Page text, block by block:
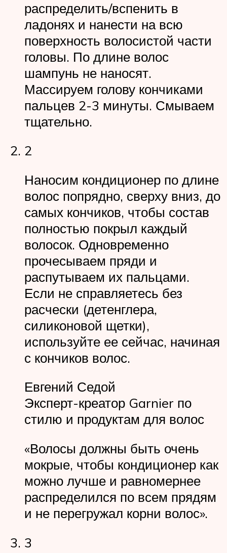
распределить/вспенить в
ладонях и нанести на всю
поверхность волосистой части
головы. По длине волос
шампунь не наносят.
Массируем голову кончиками
пальцев 2-3 минуты. Смываем
тщательно.
2
Наносим кондиционер по длине
волос попрядно, сверху вниз, до
самых кончиков, чтобы состав
полностью покрыл каждый
волосок. Одновременно
прочесываем пряди и
распутываем их пальцами.
Если не справляетесь без
расчески (детенглера,
силиконовой щетки),
используйте ее сейчас, начиная
с кончиков волос.
Евгений Седой
Эксперт-креатор Garnier по
стилю и продуктам для волос
«Волосы должны быть очень
мокрые, чтобы кондиционер как
можно лучше и равномернее
распределился по всем прядям
и не перегружал корни волос».
3